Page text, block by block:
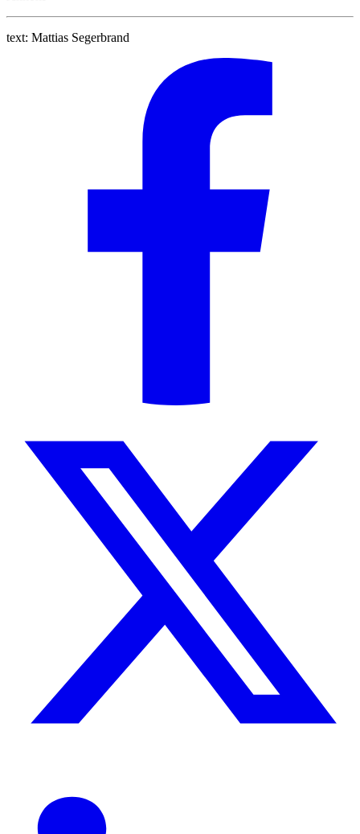
text: Mattias Segerbrand